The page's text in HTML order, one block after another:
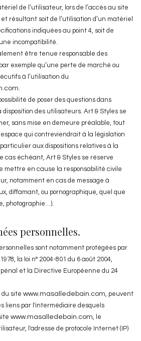
de l’utilisateur, lors de l’accès au site
résultant soit de l’utilisation d’un matériel
indiquées au point 4, soit de
incompatibilité.
être tenue responsable des
exemple qu’une perte de marché ou
à l’utilisation du
.
de poser des questions dans
disposition des utilisateurs. Art & Styles se
sans mise en demeure préalable, tout
qui contreviendrait à la législation
aux dispositions relatives à la
cas échéant, Art & Styles se réserve
mettre en cause la responsabilité civile
notamment en cas de message à
diffamant, ou pornographique, quel que
photographie…).
personnelles.
sont notamment protégées par
la loi n° 2004-801 du 6 août 2004,
pénal et la Directive Européenne du 24
du site www.masalledebain.com, peuvent
liens par l'intermédiaire desquels
www.masalledebain.com, le
l'adresse de protocole Internet (IP)